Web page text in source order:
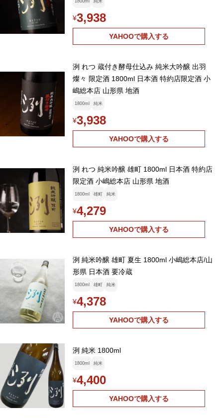
1800ml 純米
¥3,938
YAHOOで購入する
洌 れつ 蔵付き酵母仕込み 純米大吟醸 出羽
燦々 限定酒 1800ml 日本酒 特約店限定酒 小
嶋総本店 山形県 地酒
1800ml 純米
¥3,938
YAHOOで購入する
洌 れつ 純米吟醸 雄町 1800ml 日本酒 特約店
限定酒 小嶋総本店 山形県 地酒
1800ml 雄町 純米
¥4,279
YAHOOで購入する
洌 純米吟醸 雄町 夏生 1800ml 小嶋総本店/山
形県 日本酒 要冷蔵
1800ml 雄町 純米
¥4,378
YAHOOで購入する
洌 純米 1800ml
1800ml 純米
¥4,400
YAHOOで購入する